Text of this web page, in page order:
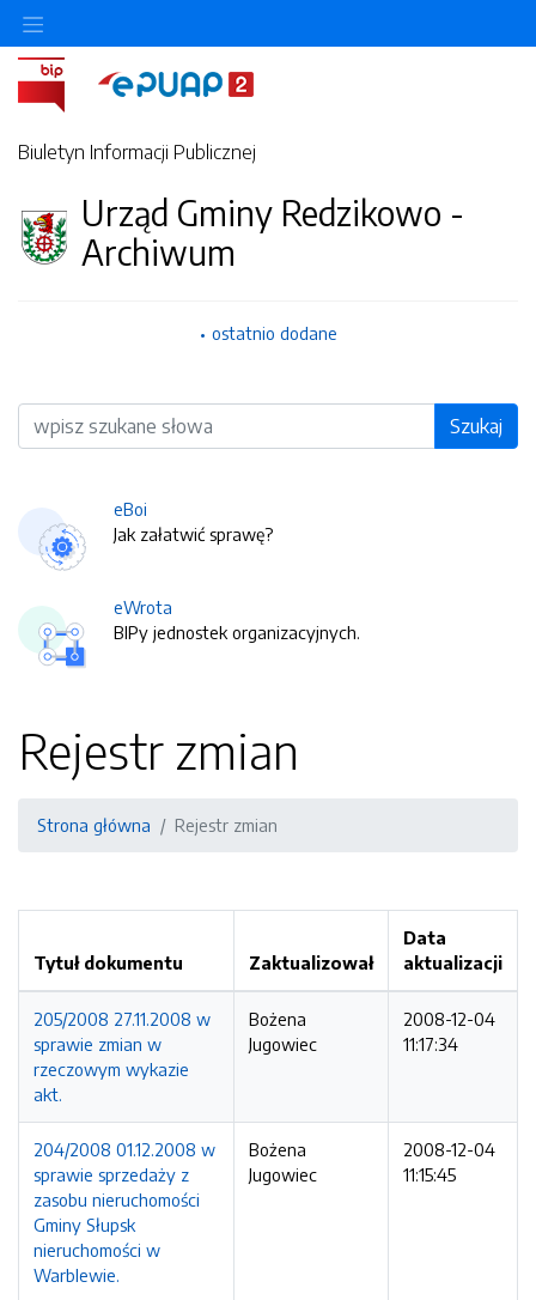
Biuletyn Informacji Publicznej
Urząd Gminy Redzikowo -
Archiwum
ostatnio dodane
Wyszukiwarka Szukaj
eBoi
Jak załatwić sprawę?
eWrota
BIPy jednostek organizacyjnych.
Rejestr zmian
Strona główna Rejestr zmian
Tytuł dokumentu Zaktualizował
Data
aktualizacji
205/2008 27.11.2008 w
sprawie zmian w
rzeczowym wykazie
akt.
Bożena
Jugowiec
2008-12-04
11:17:34
204/2008 01.12.2008 w
sprawie sprzedaży z
zasobu nieruchomości
Gminy Słupsk
nieruchomości w
Warblewie.
Bożena
Jugowiec
2008-12-04
11:15:45